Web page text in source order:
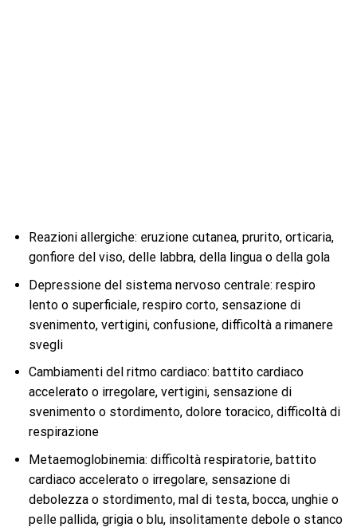
Reazioni allergiche: eruzione cutanea, prurito, orticaria,
gonfiore del viso, delle labbra, della lingua o della gola
Depressione del sistema nervoso centrale: respiro
lento o superficiale, respiro corto, sensazione di
svenimento, vertigini, confusione, difficoltà a rimanere
svegli
Cambiamenti del ritmo cardiaco: battito cardiaco
accelerato o irregolare, vertigini, sensazione di
svenimento o stordimento, dolore toracico, difficoltà di
respirazione
Metaemoglobinemia: difficoltà respiratorie, battito
cardiaco accelerato o irregolare, sensazione di
debolezza o stordimento, mal di testa, bocca, unghie o
pelle pallida, grigia o blu, insolitamente debole o stanco